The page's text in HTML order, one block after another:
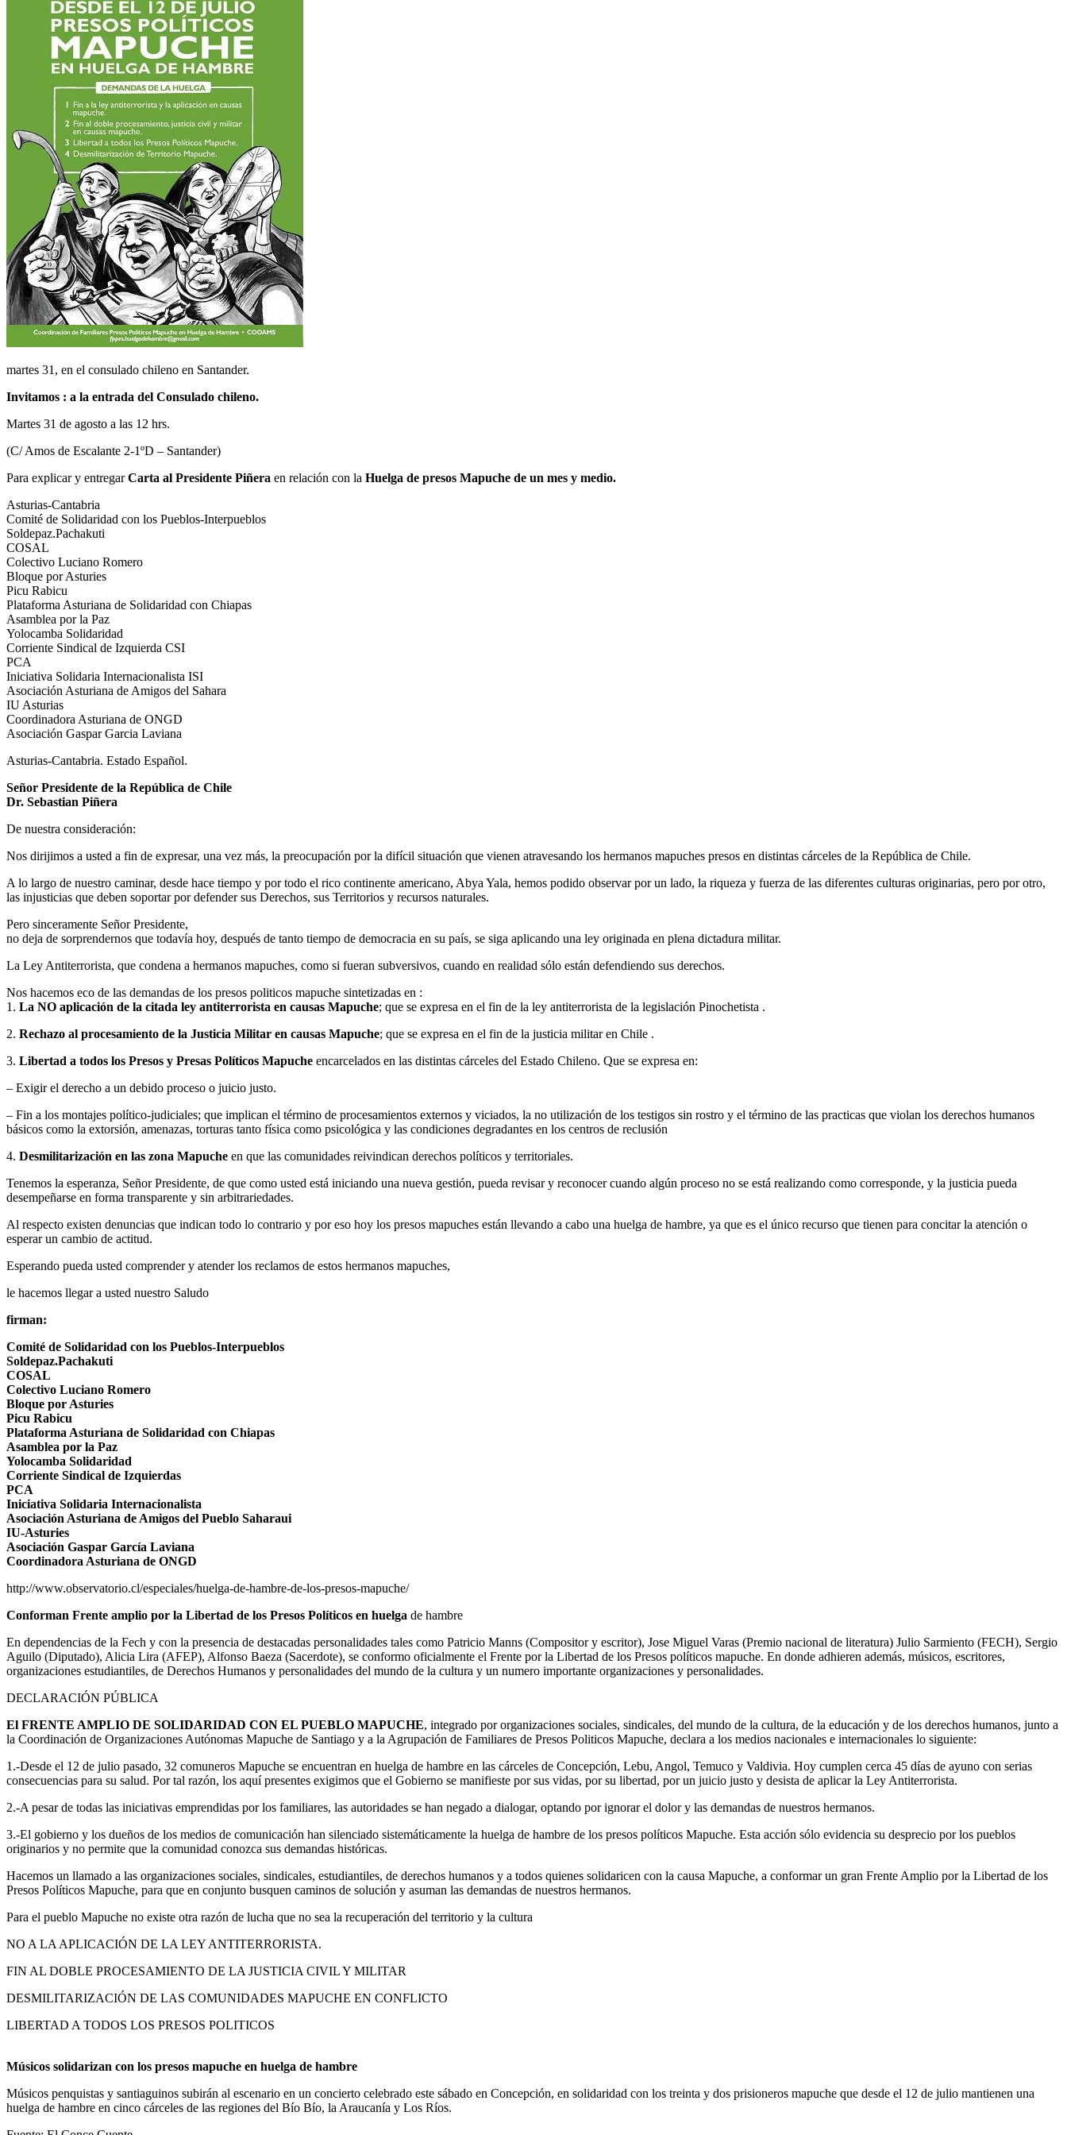
martes 31, en el consulado chileno en Santander.
Invitamos : a la entrada del Consulado chileno.
Martes 31 de agosto a las 12 hrs.
(C/ Amos de Escalante 2-1ºD – Santander)
Para explicar y entregarCarta al Presidente Piñera en relación con la Huelga de presos Mapuche de un mes y medio.
Asturias-Cantabria
Comité de Solidaridad con los Pueblos-Interpueblos
Soldepaz.Pachakuti
COSAL
Colectivo Luciano Romero
Bloque por Asturies
Picu Rabicu
Plataforma Asturiana de Solidaridad con Chiapas
Asamblea por la Paz
Yolocamba Solidaridad
Corriente Sindical de Izquierda CSI
PCA
Iniciativa Solidaria Internacionalista ISI
Asociación Asturiana de Amigos del Sahara
IU Asturias
Coordinadora Asturiana de ONGD
Asociación Gaspar Garcia Laviana
Asturias-Cantabria. Estado Español.
Señor Presidente de la República de Chile
Dr. Sebastian Piñera
De nuestra consideración:
Nos dirijimos a usted a fin de expresar, una vez más, la preocupación por la difícil situación que vienen atravesando los hermanos mapuches presos en distintas cárceles de la República de Chile.
A lo largo de nuestro caminar, desde hace tiempo y por todo el rico continente americano, Abya Yala, hemos podido observar por un lado, la riqueza y fuerza de las diferentes culturas originarias, pero por otro,
las injusticias que deben soportar por defender sus Derechos, sus Territorios y recursos naturales.
Pero sinceramente Señor Presidente,
no deja de sorprendernos que todavía hoy, después de tanto tiempo de democracia en su país, se siga aplicando una ley originada en plena dictadura militar.
La Ley Antiterrorista, que condena a hermanos mapuches, como si fueran subversivos, cuando en realidad sólo están defendiendo sus derechos.
Nos hacemos eco de las demandas de los presos politicos mapuche sintetizadas en :
1. La NO aplicación de la citada ley antiterrorista en causas Mapuche; que se expresa en el fin de la ley antiterrorista de la legislación Pinochetista .
2. Rechazo al procesamiento de la Justicia Militar en causas Mapuche; que se expresa en el fin de la justicia militar en Chile .
3. Libertad a todos los Presos y Presas Políticos Mapuche encarcelados en las distintas cárceles del Estado Chileno. Que se expresa en:
– Exigir el derecho a un debido proceso o juicio justo.
– Fin a los montajes político-judiciales; que implican el término de procesamientos externos y viciados, la no utilización de los testigos sin rostro y el término de las practicas que violan los derechos humanos
básicos como la extorsión, amenazas, torturas tanto física como psicológica y las condiciones degradantes en los centros de reclusión
4. Desmilitarización en las zona Mapuche en que las comunidades reivindican derechos políticos y territoriales.
Tenemos la esperanza, Señor Presidente, de que como usted está iniciando una nueva gestión, pueda revisar y reconocer cuando algún proceso no se está realizando como corresponde, y la justicia pueda
desempeñarse en forma transparente y sin arbitrariedades.
Al respecto existen denuncias que indican todo lo contrario y por eso hoy los presos mapuches están llevando a cabo una huelga de hambre, ya que es el único recurso que tienen para concitar la atención o
esperar un cambio de actitud.
Esperando pueda usted comprender y atender los reclamos de estos hermanos mapuches,
le hacemos llegar a usted nuestro Saludo
firman:
Comité de Solidaridad con los Pueblos-Interpueblos
Soldepaz.Pachakuti
COSAL
Colectivo Luciano Romero
Bloque por Asturies
Picu Rabicu
Plataforma Asturiana de Solidaridad con Chiapas
Asamblea por la Paz
Yolocamba Solidaridad
Corriente Sindical de Izquierdas
PCA
Iniciativa Solidaria Internacionalista
Asociación Asturiana de Amigos del Pueblo Saharaui
IU-Asturies
Asociación Gaspar García Laviana
Coordinadora Asturiana de ONGD
http://www.observatorio.cl/especiales/huelga-de-hambre-de-los-presos-mapuche/
Conforman Frente amplio por la Libertad de los Presos Políticos en huelga de hambre
En dependencias de la Fech y con la presencia de destacadas personalidades tales como Patricio Manns (Compositor y escritor), Jose Miguel Varas (Premio nacional de literatura) Julio Sarmiento (FECH), Sergio
Aguilo (Diputado), Alicia Lira (AFEP), Alfonso Baeza (Sacerdote), se conformo oficialmente el Frente por la Libertad de los Presos políticos mapuche. En donde adhieren además, músicos, escritores,
organizaciones estudiantiles, de Derechos Humanos y personalidades del mundo de la cultura y un numero importante organizaciones y personalidades.
DECLARACIÓN PÚBLICA
El FRENTE AMPLIO DE SOLIDARIDAD CON EL PUEBLO MAPUCHE, integrado por organizaciones sociales, sindicales, del mundo de la cultura, de la educación y de los derechos humanos, junto a
la Coordinación de Organizaciones Autónomas Mapuche de Santiago y a la Agrupación de Familiares de Presos Politicos Mapuche, declara a los medios nacionales e internacionales lo siguiente:
1.-Desde el 12 de julio pasado, 32 comuneros Mapuche se encuentran en huelga de hambre en las cárceles de Concepción, Lebu, Angol, Temuco y Valdivia. Hoy cumplen cerca 45 días de ayuno con serias
consecuencias para su salud. Por tal razón, los aquí presentes exigimos que el Gobierno se manifieste por sus vidas, por su libertad, por un juicio justo y desista de aplicar la Ley Antiterrorista.
2.-A pesar de todas las iniciativas emprendidas por los familiares, las autoridades se han negado a dialogar, optando por ignorar el dolor y las demandas de nuestros hermanos.
3.-El gobierno y los dueños de los medios de comunicación han silenciado sistemáticamente la huelga de hambre de los presos políticos Mapuche. Esta acción sólo evidencia su desprecio por los pueblos
originarios y no permite que la comunidad conozca sus demandas históricas.
Hacemos un llamado a las organizaciones sociales, sindicales, estudiantiles, de derechos humanos y a todos quienes solidaricen con la causa Mapuche, a conformar un gran Frente Amplio por la Libertad de los
Presos Políticos Mapuche, para que en conjunto busquen caminos de solución y asuman las demandas de nuestros hermanos.
Para el pueblo Mapuche no existe otra razón de lucha que no sea la recuperación del territorio y la cultura
NO A LA APLICACIÓN DE LA LEY ANTITERRORISTA.
FIN AL DOBLE PROCESAMIENTO DE LA JUSTICIA CIVIL Y MILITAR
DESMILITARIZACIÓN DE LAS COMUNIDADES MAPUCHE EN CONFLICTO
LIBERTAD A TODOS LOS PRESOS POLITICOS
Músicos solidarizan con los presos mapuche en huelga de hambre
Músicos penquistas y santiaguinos subirán al escenario en un concierto celebrado este sábado en Concepción, en solidaridad con los treinta y dos prisioneros mapuche que desde el 12 de julio mantienen una
huelga de hambre en cinco cárceles de las regiones del Bío Bío, la Araucanía y Los Ríos.